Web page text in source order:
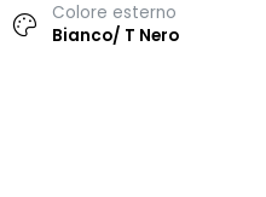
Colore esterno
Bianco/ T Nero